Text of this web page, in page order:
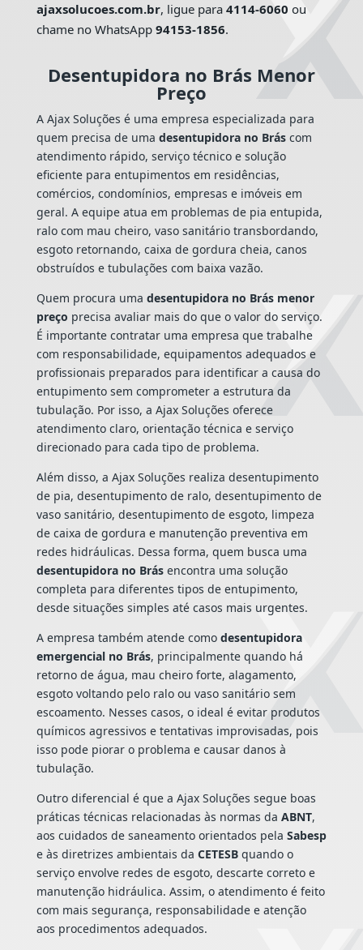
ajaxsolucoes.com.br, ligue para 4114-6060 ou
chame no WhatsApp 94153-1856.
Desentupidora no Brás Menor
Preço
A Ajax Soluções é uma empresa especializada para
quem precisa de uma desentupidora no Bráscom
atendimento rápido, serviço técnico e solução
eficiente para entupimentos em residências,
comércios, condomínios, empresas e imóveis em
geral. A equipe atua em problemas de pia entupida,
ralo com mau cheiro, vaso sanitário transbordando,
esgoto retornando, caixa de gordura cheia, canos
obstruídos e tubulações com baixa vazão.
Quem procura uma desentupidora no Brás menor
preço precisa avaliar mais do que o valor do serviço.
É importante contratar uma empresa que trabalhe
com responsabilidade, equipamentos adequados e
profissionais preparados para identificar a causa do
entupimento sem comprometer a estrutura da
tubulação. Por isso, a Ajax Soluções oferece
atendimento claro, orientação técnica e serviço
direcionado para cada tipo de problema.
Além disso, a Ajax Soluções realiza desentupimento
de pia, desentupimento de ralo, desentupimento de
vaso sanitário, desentupimento de esgoto, limpeza
de caixa de gordura e manutenção preventiva em
redes hidráulicas. Dessa forma, quem busca uma
desentupidora no Brásencontra uma solução
completa para diferentes tipos de entupimento,
desde situações simples até casos mais urgentes.
A empresa também atende como desentupidora
emergencial no Brás, principalmente quando há
retorno de água, mau cheiro forte, alagamento,
esgoto voltando pelo ralo ou vaso sanitário sem
escoamento. Nesses casos, o ideal é evitar produtos
químicos agressivos e tentativas improvisadas, pois
isso pode piorar o problema e causar danos à
tubulação.
Outro diferencial é que a Ajax Soluções segue boas
práticas técnicas relacionadas às normas da ABNT,
aos cuidados de saneamento orientados pela Sabesp
e às diretrizes ambientais da CETESBquando o
serviço envolve redes de esgoto, descarte correto e
manutenção hidráulica. Assim, o atendimento é feito
com mais segurança, responsabilidade e atenção
aos procedimentos adequados.